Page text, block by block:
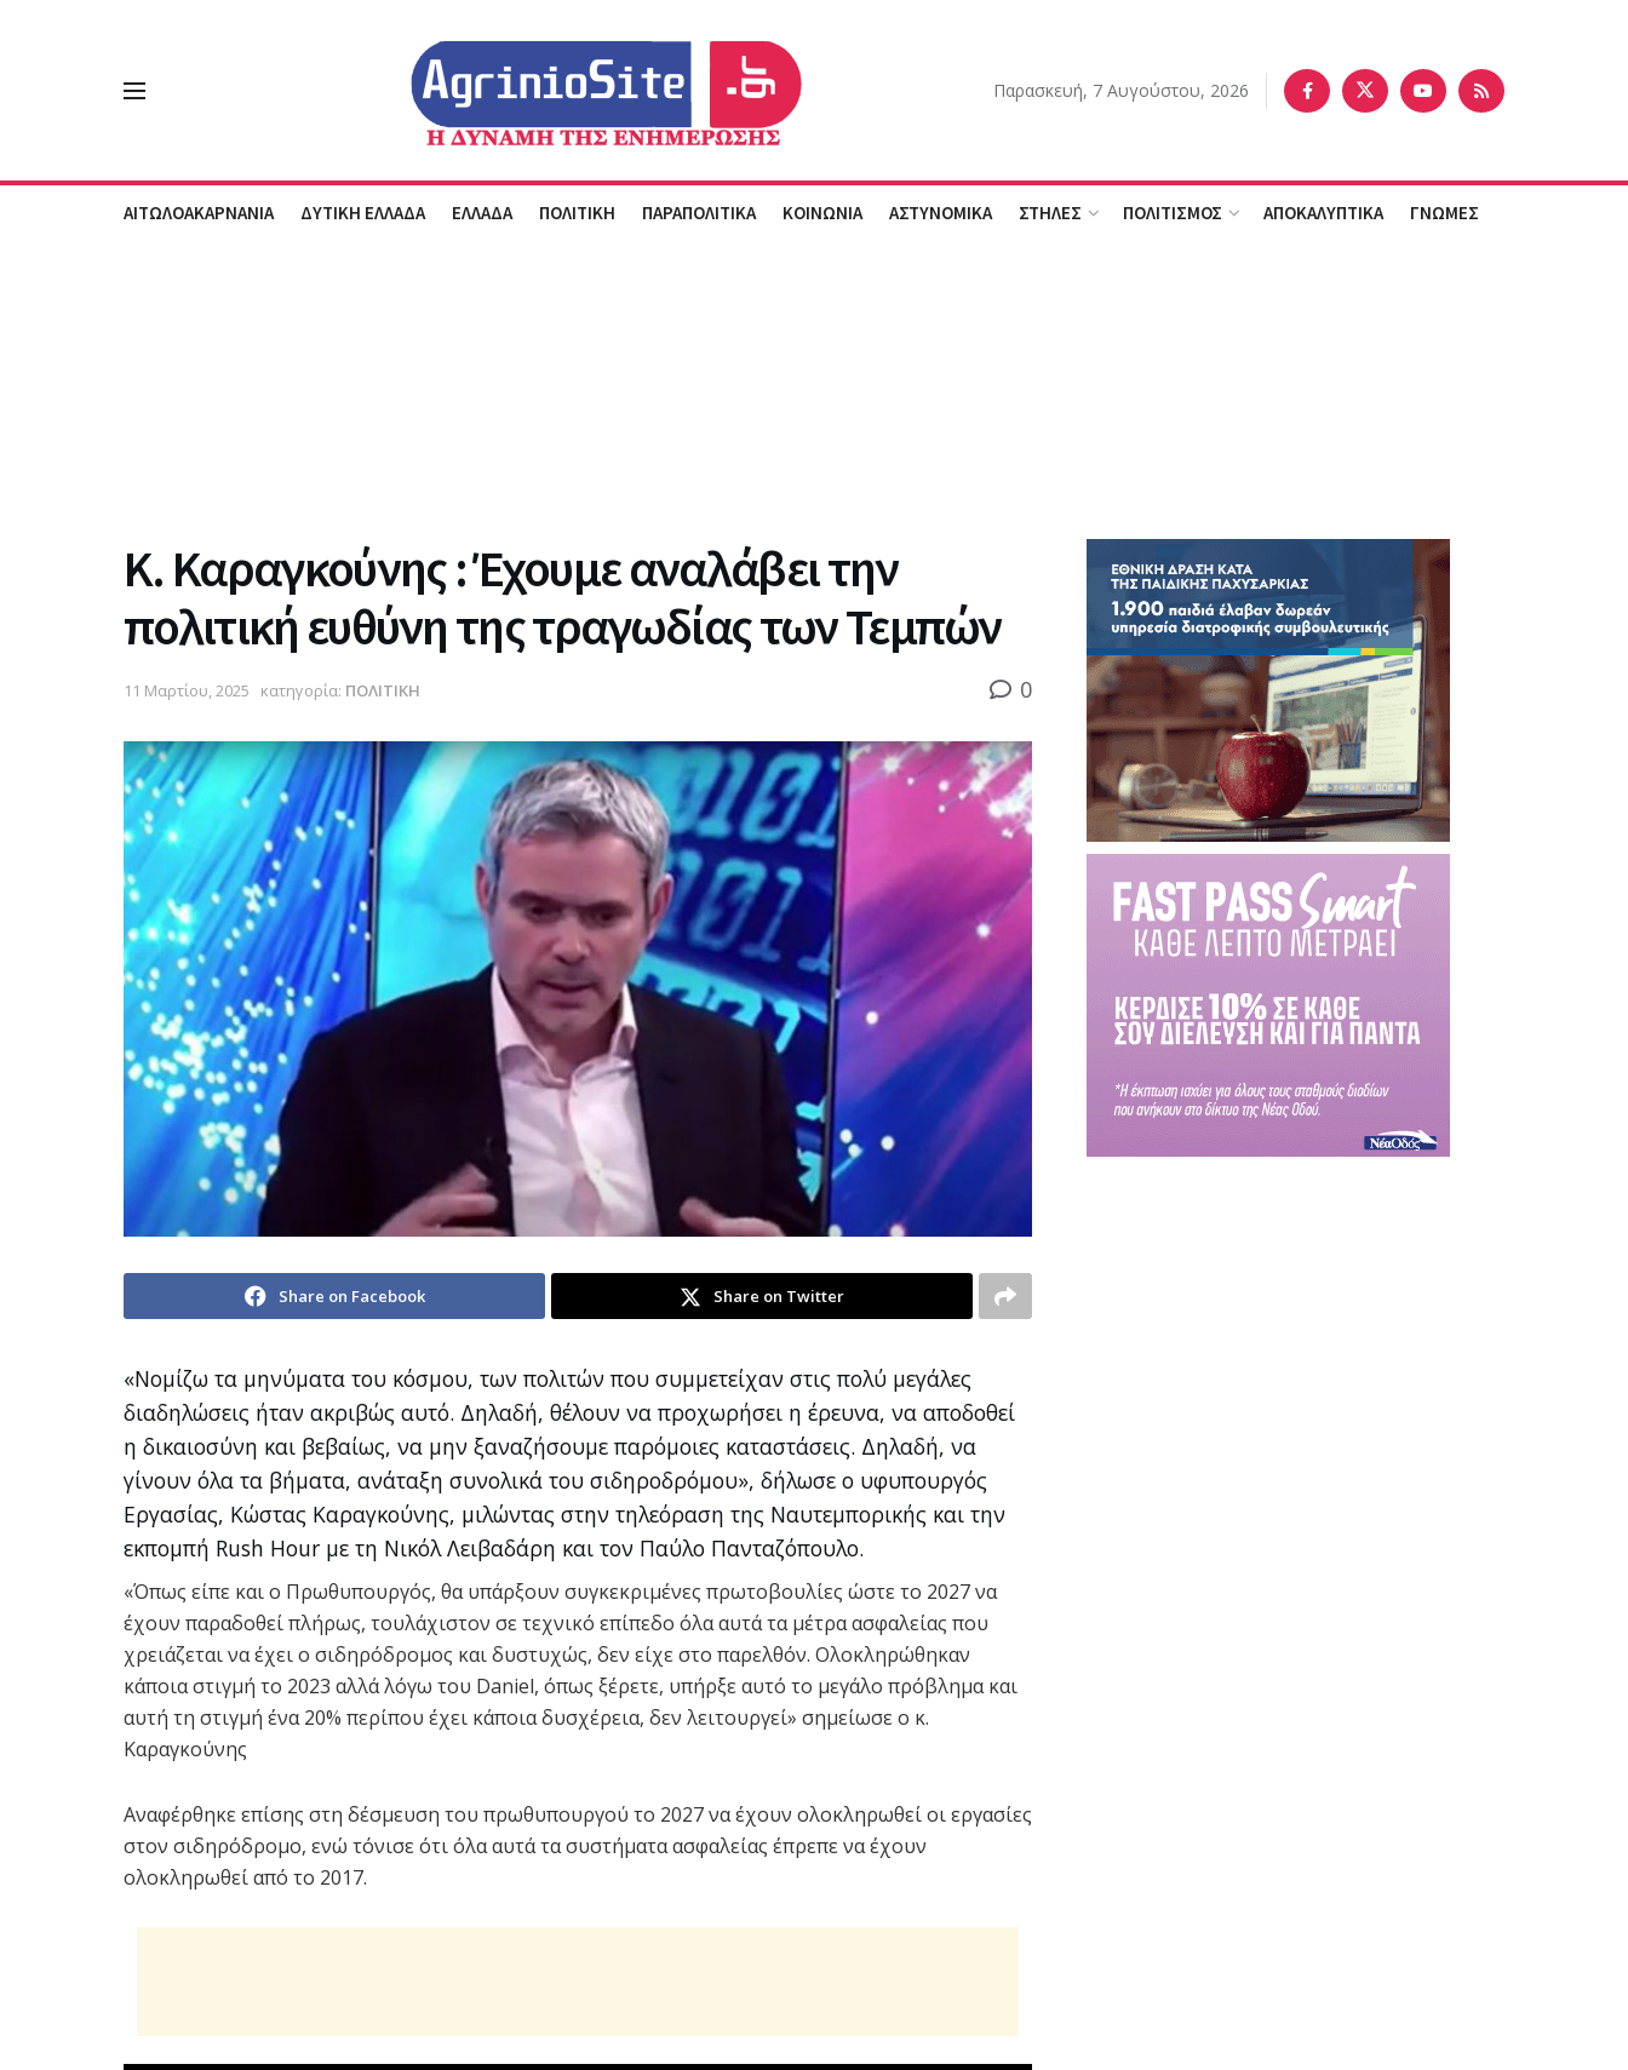
Παρασκευή, 7 Αυγούστου, 2026
ΑΙΤΩΛΟΑΚΑΡΝΑΝΙΑ ΔΥΤΙΚΗ ΕΛΛΑΔΑ ΕΛΛΑΔΑ ΠΟΛΙΤΙΚΗ ΠΑΡΑΠΟΛΙΤΙΚΑ ΚΟΙΝΩΝΙΑ ΑΣΤΥΝΟΜΙΚΑ ΣΤΗΛΕΣ ΠΟΛΙΤΙΣΜΟΣ ΑΠΟΚΑΛΥΠΤΙΚΑ ΓΝΩΜΕΣ
Κ. Καραγκούνης : Έχουμε αναλάβει την
πολιτική ευθύνη της τραγωδίας των Τεμπών
11 Μαρτίου, 2025 κατηγορία: ΠΟΛΙΤΙΚΗ 0
Share on Facebook Share on Twitter
«Νομίζω τα μηνύματα του κόσμου, των πολιτών που συμμετείχαν στις πολύ μεγάλες
διαδηλώσεις ήταν ακριβώς αυτό. Δηλαδή, θέλουν να προχωρήσει η έρευνα, να αποδοθεί
η δικαιοσύνη και βεβαίως, να μην ξαναζήσουμε παρόμοιες καταστάσεις. Δηλαδή, να
γίνουν όλα τα βήματα, ανάταξη συνολικά του σιδηροδρόμου», δήλωσε ο υφυπουργός
Εργασίας, Κώστας Καραγκούνης, μιλώντας στην τηλεόραση της Ναυτεμπορικής και την
εκπομπή Rush Hour με τη Νικόλ Λειβαδάρη και τον Παύλο Πανταζόπουλο.
«Όπως είπε και ο Πρωθυπουργός, θα υπάρξουν συγκεκριμένες πρωτοβουλίες ώστε το 2027 να
έχουν παραδοθεί πλήρως, τουλάχιστον σε τεχνικό επίπεδο όλα αυτά τα μέτρα ασφαλείας που
χρειάζεται να έχει ο σιδηρόδρομος και δυστυχώς, δεν είχε στο παρελθόν. Ολοκληρώθηκαν
κάποια στιγμή το 2023 αλλά λόγω του Daniel, όπως ξέρετε, υπήρξε αυτό το μεγάλο πρόβλημα και
αυτή τη στιγμή ένα 20% περίπου έχει κάποια δυσχέρεια, δεν λειτουργεί» σημείωσε ο κ.
Καραγκούνης
Αναφέρθηκε επίσης στη δέσμευση του πρωθυπουργού το 2027 να έχουν ολοκληρωθεί οι εργασίες
στον σιδηρόδρομο, ενώ τόνισε ότι όλα αυτά τα συστήματα ασφαλείας έπρεπε να έχουν
ολοκληρωθεί από το 2017.